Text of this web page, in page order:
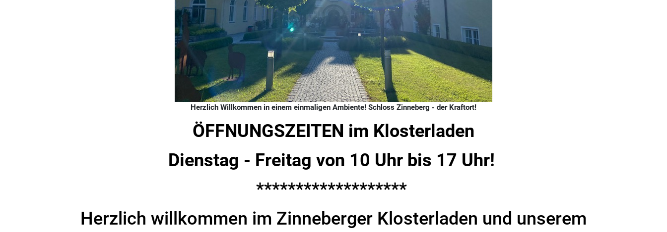
Herzlich Willkommen in einem einmaligen Ambiente! Schloss Zinneberg - der Kraftort!
ÖFFNUNGSZEITEN im Klosterladen
Dienstag - Freitag von 10 Uhr bis 17 Uhr!
*******************
Herzlich willkommen im Zinneberger Klosterladen und unserem